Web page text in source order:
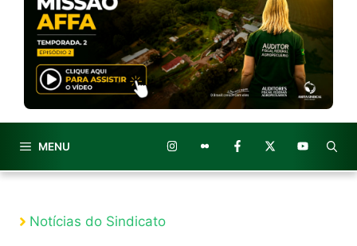
MENU
Notícias do Sindicato